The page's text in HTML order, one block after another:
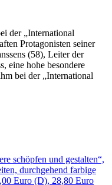
der „International
Protagonisten seiner
(58), Leiter der
eine hohe besondere
bei der „International